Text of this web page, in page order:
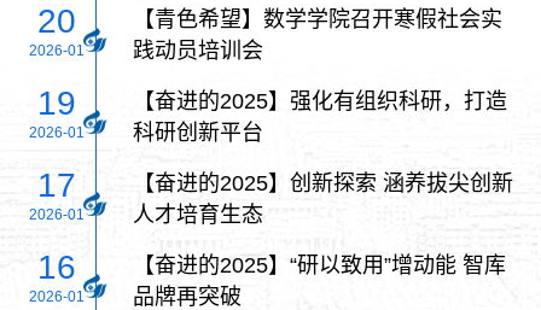
20
2026-01
【青色希望】数学学院召开寒假社会实
践动员培训会
19
2026-01
【奋进的2025】强化有组织科研，打造
科研创新平台
17
2026-01
【奋进的2025】创新探索 涵养拔尖创新
人才培育生态
16
2026-01
【奋进的2025】“研以致用”增动能 智库
品牌再突破